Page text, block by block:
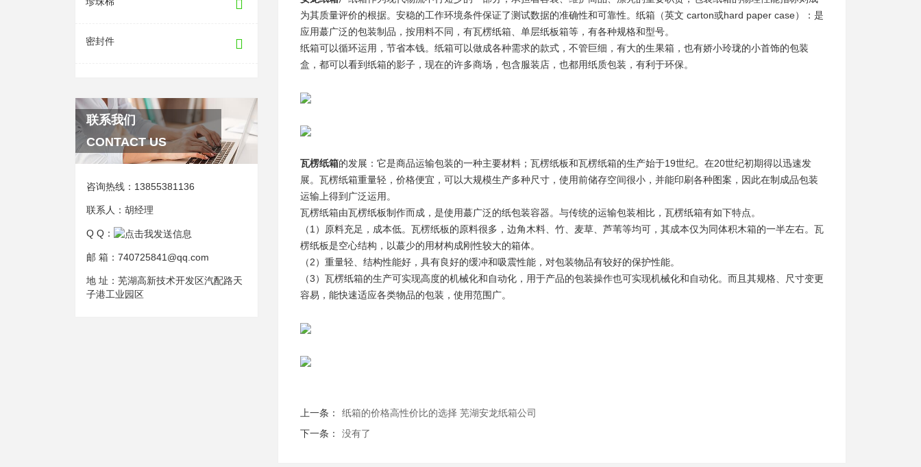
密封件
联系我们
CONTACT US
咨询热线： 13855381136
联系人： 胡经理
Q Q：
邮 箱： 740725841@qq.com
地 址： 芜湖高新技术开发区汽配路天
子港工业园区
为其质量评价的根据。安稳的工作环境条件保证了测试数据的准确性和可靠性。纸箱（英文 carton或hard paper case）：是
应用蕞广泛的包装制品，按用料不同，有瓦楞纸箱、单层纸板箱等，有各种规格和型号。
纸箱可以循环运用，节省本钱。纸箱可以做成各种需求的款式，不管巨细，有大的生果箱，也有娇小玲珑的小首饰的包装
盒，都可以看到纸箱的影子，现在的许多商场，包含服装店，也都用纸质包装，有利于环保。
瓦楞纸箱的发展：它是商品运输包装的一种主要材料；瓦楞纸板和瓦楞纸箱的生产始于19世纪。在20世纪初期得以迅速发
展。瓦楞纸箱重量轻，价格便宜，可以大规模生产多种尺寸，使用前储存空间很小，并能印刷各种图案，因此在制成品包装
运输上得到广泛运用。
瓦楞纸箱由瓦楞纸板制作而成，是使用蕞广泛的纸包装容器。与传统的运输包装相比，瓦楞纸箱有如下特点。
（1）原料充足，成本低。瓦楞纸板的原料很多，边角木料、竹、麦草、芦苇等均可，其成本仅为同体积木箱的一半左右。瓦
楞纸板是空心结构，以蕞少的用材构成刚性较大的箱体。
（2）重量轻、结构性能好，具有良好的缓冲和吸震性能，对包装物品有较好的保护性能。
（3）瓦楞纸箱的生产可实现高度的机械化和自动化，用于产品的包装操作也可实现机械化和自动化。而且其规格、尺寸变更
容易，能快速适应各类物品的包装，使用范围广。
上一条：
纸箱的价格高性价比的选择 芜湖安龙纸箱公司
下一条：
没有了